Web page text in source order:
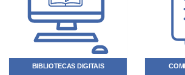
BIBLIOTECAS DIGITAIS